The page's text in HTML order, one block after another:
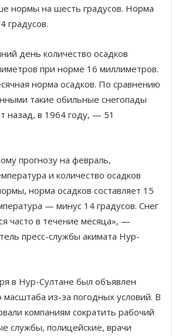
нормы на шесть градусов. Норма
градусов.
день количество осадков
при норме 16 миллиметров.
норма осадков. По сравнению
такие обильные снегопады
назад, в 1964 году, — 51
прогнозу на февраль,
и количество осадков
норма осадков составляет 15
— минус 14 градусов. Снег
часто в течение месяца», —
пресс-службы акимата Нур-
в Нур-Султане был объявлен
из-за погодных условий. В
компаниям сократить рабочий
службы, полицейские, врачи